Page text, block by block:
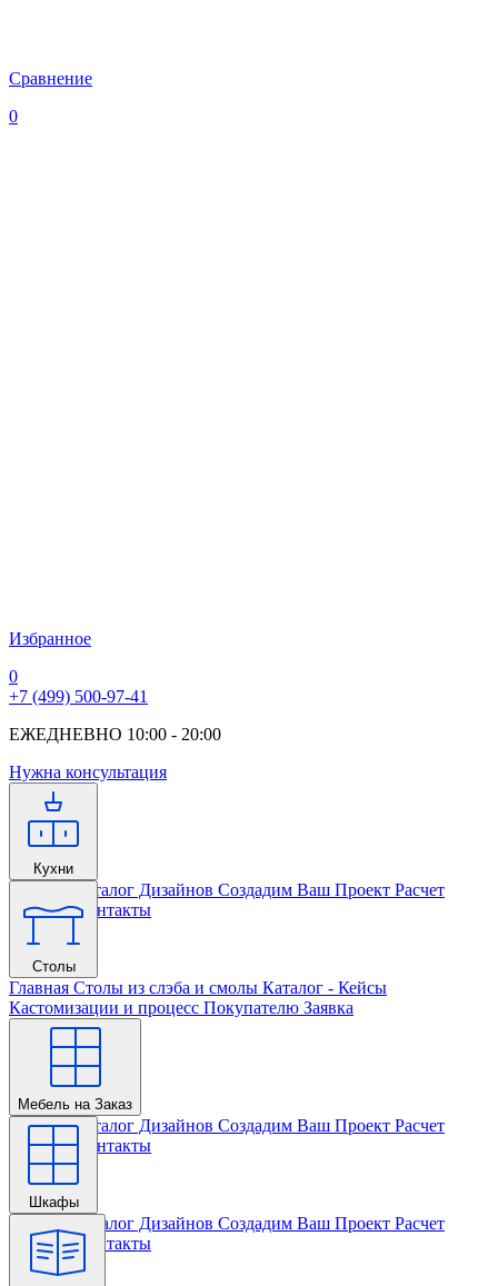
Сравнение
0
Избранное
0
+7 (499) 500-97-41
ЕЖЕДНЕВНО 10:00 - 20:00
Нужна консультация
Кухни
Главная Каталог Дизайнов Создадим Ваш Проект Расчет
Проекта Контакты
Столы
Главная Столы из слэба и смолы Каталог - Кейсы
Кастомизации и процесс Покупателю Заявка
Мебель на Заказ
Главная Каталог Дизайнов Создадим Ваш Проект Расчет
Проекта
Контакты
Шкафы
Главная Каталог Дизайнов Создадим Ваш Проект Расчет
Проекта Контакты